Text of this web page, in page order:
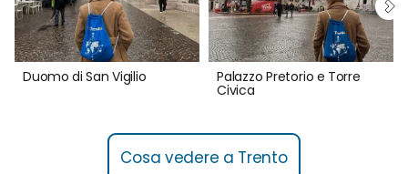
Duomo di San Vigilio Palazzo Pretorio e Torre
Civica
Cosa vedere a Trento